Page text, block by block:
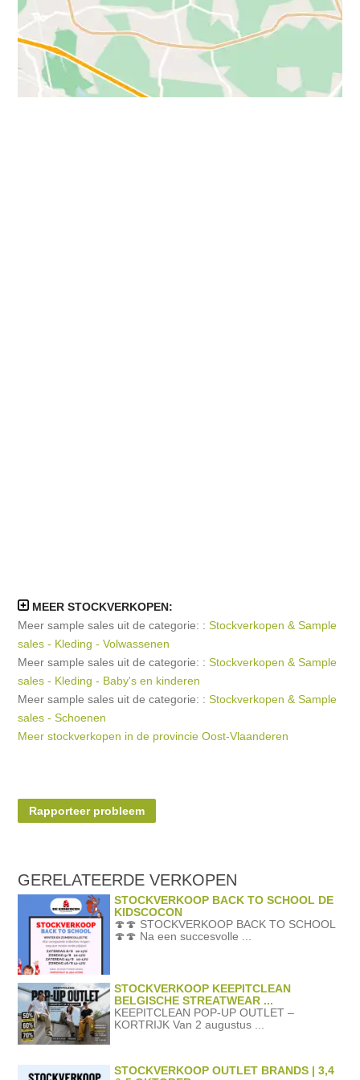
MEER STOCKVERKOPEN:
Meer sample sales uit de categorie: :Stockverkopen & Sample
sales - Kleding - Volwassenen
Meer sample sales uit de categorie: :Stockverkopen & Sample
sales - Kleding - Baby's en kinderen
Meer sample sales uit de categorie: :Stockverkopen & Sample
sales - Schoenen
Meer stockverkopen in de provincie Oost-Vlaanderen
Rapporteer probleem
GERELATEERDEVERKOPEN
STOCKVERKOOP BACK TO SCHOOL DE
KIDSCOCON
🍄🍄 STOCKVERKOOP BACK TO SCHOOL
🍄🍄 Na een succesvolle ...
STOCKVERKOOP KEEPITCLEAN
BELGISCHE STREATWEAR ...
KEEPITCLEAN POP-UP OUTLET –
KORTRIJK Van 2 augustus ...
STOCKVERKOOP OUTLET BRANDS | 3,4